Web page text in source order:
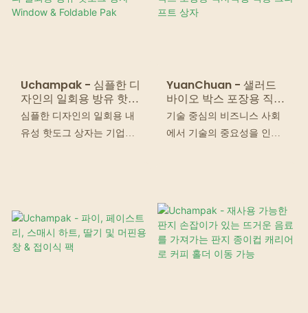
Uchampak - 심플한 디
자인의 일회용 방유 핫도
그 상자 Window &
Foldable Pak
심플한 디자인의 일회용 내
유성 핫도그 상자는 기업의
YuanChuan - 샐러드
바이오 박스 포장용 직사
각형 적층 크라프트 상자
기술 중심의 비즈니스 사회
에서 기술의 중요성을 인식
당사에서는 제조 공정에 첨
단 기술을 적용하고 있습니
다.